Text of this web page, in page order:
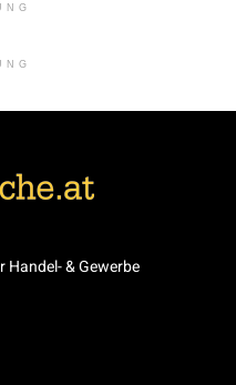
& Gewerbe